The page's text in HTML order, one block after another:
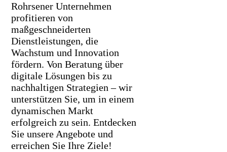
Rohrsener Unternehmen
profitieren von
maßgeschneiderten
Dienstleistungen, die
Wachstum und Innovation
fördern. Von Beratung über
digitale Lösungen bis zu
nachhaltigen Strategien – wir
unterstützen Sie, um in einem
dynamischen Markt
erfolgreich zu sein. Entdecken
Sie unsere Angebote und
erreichen Sie Ihre Ziele!